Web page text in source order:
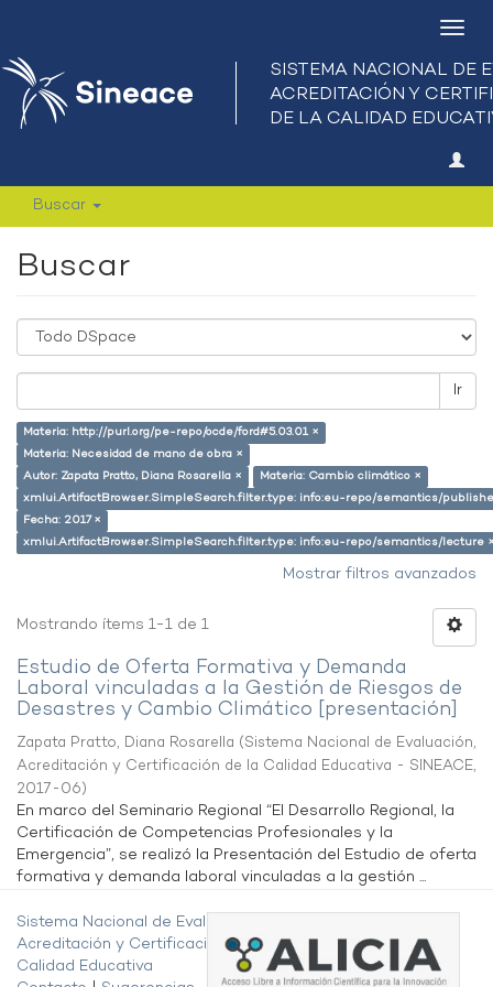
Buscar
Buscar
Ir
Materia: http://purl.org/pe-repo/ocde/ford#5.03.01 ×
Materia: Necesidad de mano de obra ×
Autor: Zapata Pratto, Diana Rosarella ×
Materia: Cambio climático ×
xmlui.ArtifactBrowser.SimpleSearch.filter.type: info:eu-repo/semantics/
Fecha: 2017 ×
xmlui.ArtifactBrowser.SimpleSearch.filter.type: info:eu-repo/semantics/lecture
Mostrar filtros avanzados
Mostrando ítems 1-1 de 1
Estudio de Oferta Formativa y Demanda
Laboral vinculadas a la Gestión de Riesgos de
Desastres y Cambio Climático [presentación]
Zapata Pratto, Diana Rosarella (Sistema Nacional de Evaluación,
Acreditación y Certificación de la Calidad Educativa - SINEACE,
2017-06)
En marco del Seminario Regional “El Desarrollo Regional, la
Certificación de Competencias Profesionales y la
Emergencia”, se realizó la Presentación del Estudio de oferta
formativa y demanda laboral vinculadas a la gestión ...
Sistema Nacional de Evaluación,
Acreditación y Certificación de la
Calidad Educativa